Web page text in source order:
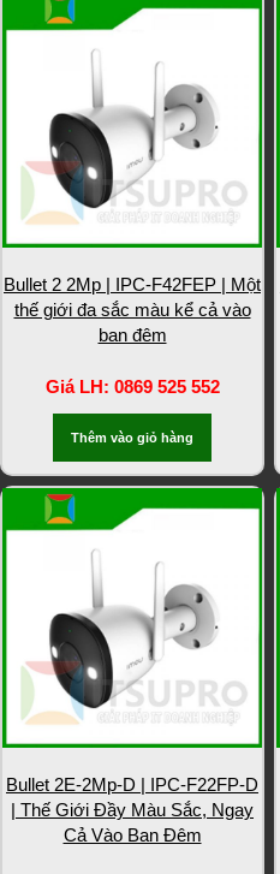
Bullet 2 2Mp | IPC-F42FEP | Một
thế giới đa sắc màu kể cả vào
ban đêm
Giá LH: 0869 525 552
Thêm vào giỏ hàng
Bullet 2E-2Mp-D | IPC-F22FP-D
| Thế Giới Đầy Màu Sắc, Ngay
Cả Vào Ban Đêm